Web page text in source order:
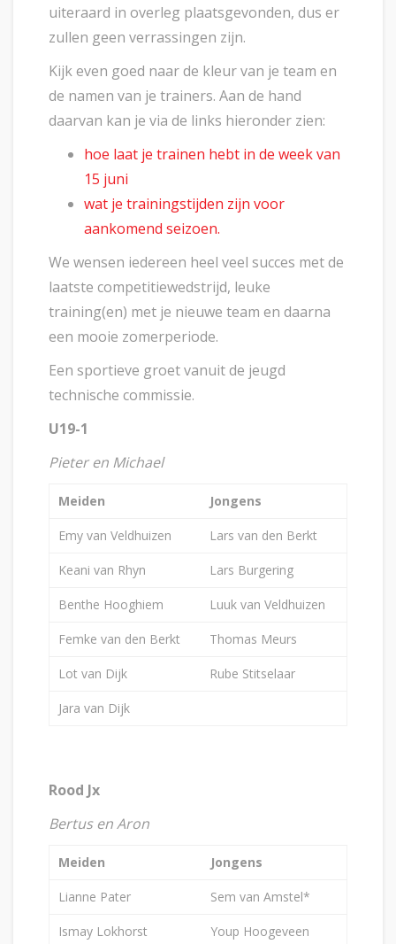
uiteraard in overleg plaatsgevonden, dus er
zullen geen verrassingen zijn.
Kijk even goed naar de kleur van je team en
de namen van je trainers. Aan de hand
daarvan kan je via de links hieronder zien:
hoe laat je trainen hebt in de week van
15 juni
wat je trainingstijden zijn voor
aankomend seizoen.
We wensen iedereen heel veel succes met de
laatste competitiewedstrijd, leuke
training(en) met je nieuwe team en daarna
een mooie zomerperiode.
Een sportieve groet vanuit de jeugd
technische commissie.
U19-1
Pieter en Michael
Meiden Jongens
Emy van Veldhuizen Lars van den Berkt
Keani van Rhyn Lars Burgering
Benthe Hooghiem Luuk van Veldhuizen
Femke van den Berkt Thomas Meurs
Lot van Dijk Rube Stitselaar
Jara van Dijk
Rood Jx
Bertus en Aron
Meiden Jongens
Lianne Pater Sem van Amstel*
Ismay Lokhorst Youp Hoogeveen